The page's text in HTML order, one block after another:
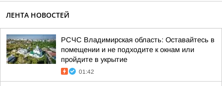
ЛЕНТА НОВОСТЕЙ
РСЧС Владимирская область: Оставайтесь в
помещении и не подходите к окнам или
пройдите в укрытие
01:42